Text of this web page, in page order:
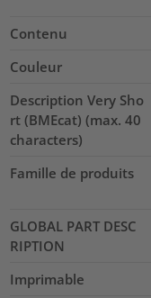
Contenu
Couleur
Description Very Sho
rt (BMEcat) (max. 40
characters)
Famille de produits
GLOBAL PART DESC
RIPTION
Imprimable